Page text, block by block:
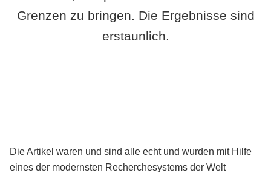
Grenzen zu bringen. Die Ergebnisse sind
erstaunlich.
Die Artikel waren und sind alle echt und wurden mit Hilfe
eines der modernsten Recherchesystems der Welt